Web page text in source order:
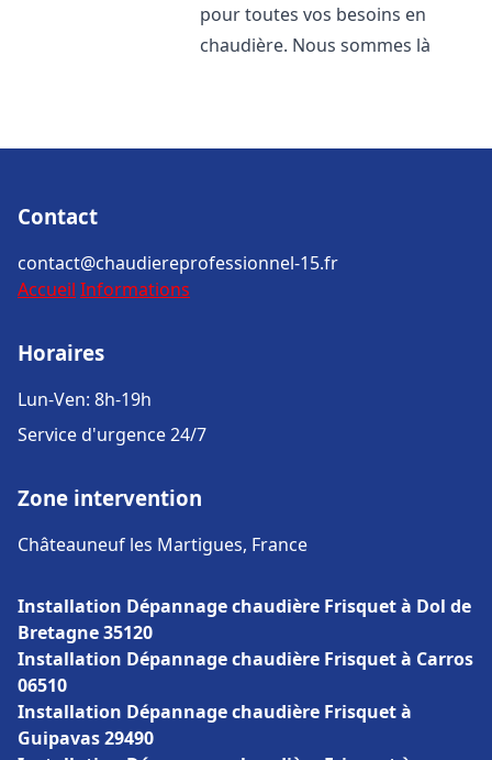
pour toutes vos besoins en
chaudière. Nous sommes là
Contact
contact@chaudiereprofessionnel-15.fr
Accueil Informations
Horaires
Lun-Ven: 8h-19h
Service d'urgence 24/7
Zone intervention
Châteauneuf les Martigues, France
Installation Dépannage chaudière Frisquet à Dol de
Bretagne 35120
Installation Dépannage chaudière Frisquet à Carros
06510
Installation Dépannage chaudière Frisquet à
Guipavas 29490